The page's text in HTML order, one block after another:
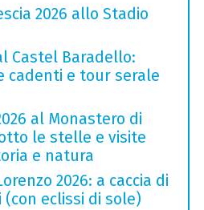
2026 allo Stadio
Castel Baradello:
cadenti e tour serale
al Monastero di
le stelle e visite
e natura
2026: a caccia di
eclissi di sole)